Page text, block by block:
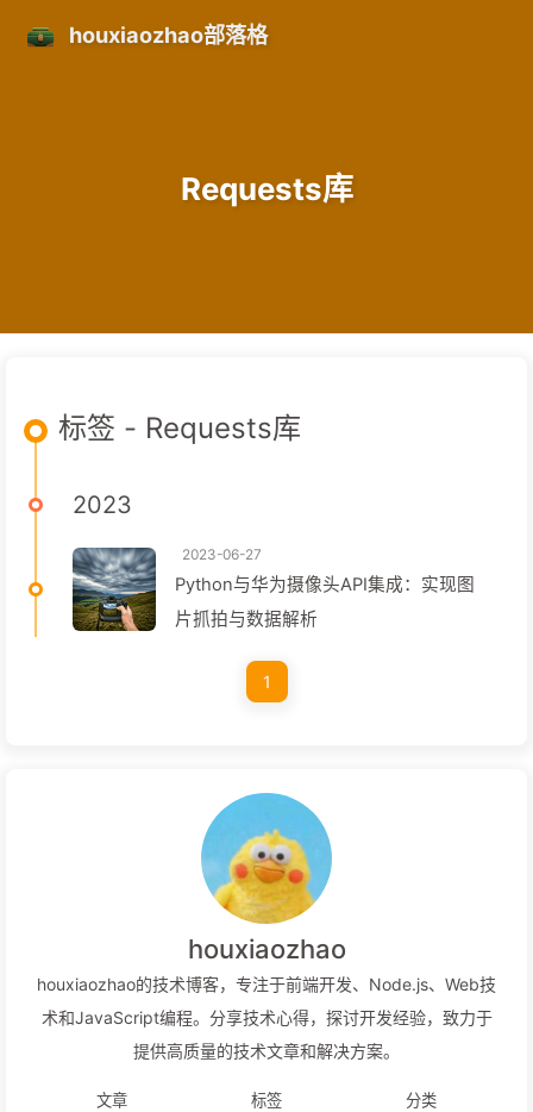
houxiaozhao部落格
Requests库
标签 - Requests库
2023
2023-06-27
Python与华为摄像头API集成：实现图
片抓拍与数据解析
1
houxiaozhao
houxiaozhao的技术博客，专注于前端开发、Node.js、Web技
术和JavaScript编程。分享技术心得，探讨开发经验，致力于
提供高质量的技术文章和解决方案。
文章 标签 分类